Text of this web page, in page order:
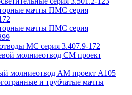
мачты ПМС серия
мачты ПМС серия
МС серия 3.407.9-172
молниеотвод СМ проект
молниеотвод АМ проект А105
и трубчатые мачты